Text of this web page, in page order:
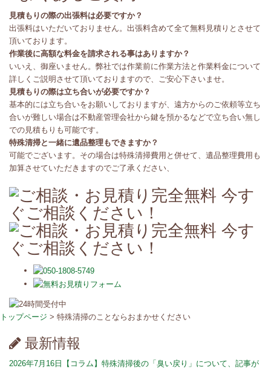
見積もりの際の出張料は必要ですか？
出張料はいただいておりません。出張料含めて全て無料見積りとさせて
頂いております。
作業後に高額な料金を請求される事はありますか？
いいえ、御座いません。弊社では作業前に作業方法と作業料金について
詳しくご説明させて頂いておりますので、ご安心下さいませ。
見積もりの際は立ち合いが必要ですか？
基本的には立ち合いをお願いしておりますが、遠方からのご依頼等立ち
合いが難しい場合は不動産管理会社から鍵を預かるなどで立ち合い無し
での見積もりも可能です。
特殊清掃と一緒に遺品整理もできますか？
可能でございます。その場合は特殊清掃費用と併せて、遺品整理費用も
加算させていただきますのでご了承ください、
トップページ > 特殊清掃のことならおまかせください
最新情報
2026年7月16日
【コラム】特殊清掃後の「臭い戻り」について、記事が